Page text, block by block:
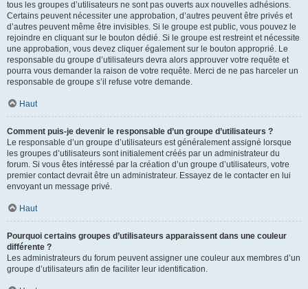
tous les groupes d’utilisateurs ne sont pas ouverts aux nouvelles adhésions.
Certains peuvent nécessiter une approbation, d’autres peuvent être privés et
d’autres peuvent même être invisibles. Si le groupe est public, vous pouvez le
rejoindre en cliquant sur le bouton dédié. Si le groupe est restreint et nécessite
une approbation, vous devez cliquer également sur le bouton approprié. Le
responsable du groupe d’utilisateurs devra alors approuver votre requête et
pourra vous demander la raison de votre requête. Merci de ne pas harceler un
responsable de groupe s’il refuse votre demande.
Haut
Comment puis-je devenir le responsable d’un groupe d’utilisateurs ?
Le responsable d’un groupe d’utilisateurs est généralement assigné lorsque
les groupes d’utilisateurs sont initialement créés par un administrateur du
forum. Si vous êtes intéressé par la création d’un groupe d’utilisateurs, votre
premier contact devrait être un administrateur. Essayez de le contacter en lui
envoyant un message privé.
Haut
Pourquoi certains groupes d’utilisateurs apparaissent dans une couleur
différente ?
Les administrateurs du forum peuvent assigner une couleur aux membres d’un
groupe d’utilisateurs afin de faciliter leur identification.